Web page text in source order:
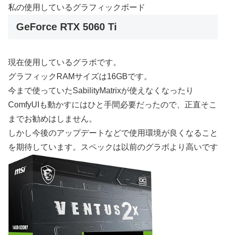
私の使用しているグラフィックボード
GeForce RTX 5060 Ti
現在使用しているグラボです。
グラフィックRAMサイズは16GBです。
今まで使っていたSabilityMatrixが使えなくなったり
ComfyUIも動かすにはひと手間必要だったので、正直そこ
までお勧めはしません。
しかし今後のアップデートなどで使用環境が良くなること
を期待しています。スペックは以前のグラボより高いです